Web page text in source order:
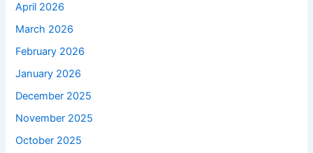
April 2026
March 2026
February 2026
January 2026
December 2025
November 2025
October 2025